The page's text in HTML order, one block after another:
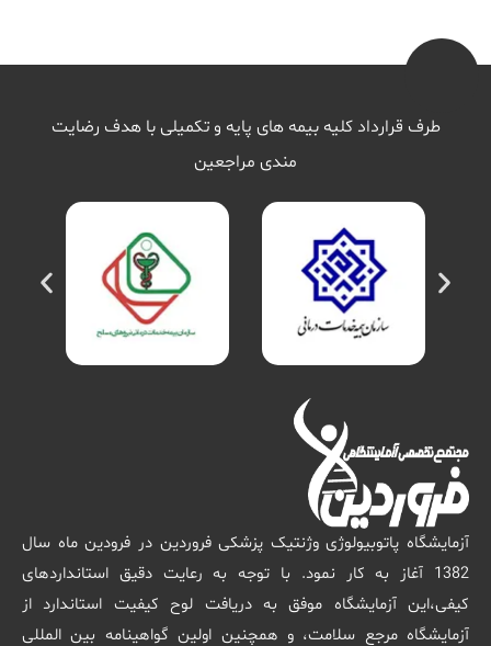
طرف قرارداد کلیه بیمه های پایه و تکمیلی با هدف رضایت
مندی مراجعین
آزمایشگاه پاتوبیولوژی وژنتیک پزشکی فروردین در فرودین ماه سال
1382 آغاز به کار نمود. با توجه به رعایت دقیق استانداردهای
کیفی،این آزمایشگاه موفق به دریافت لوح کیفیت استاندارد از
آزمایشگاه مرجع سلامت، و همچنین اولین گواهینامه بین المللی